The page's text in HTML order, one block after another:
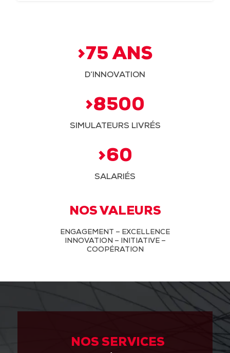
>75 ANS
D’INNOVATION
>8500
SIMULATEURS LIVRÉS
>60
SALARIÉS
NOS VALEURS
ENGAGEMENT – EXCELLENCE
INNOVATION – INITIATIVE –
COOPÉRATION
NOS SERVICES